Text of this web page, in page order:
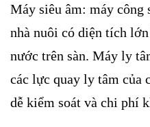
Máy siêu âm: máy công
nhà nuôi có diện tích
nước trên sàn. Máy ly
các lực quay ly tâm của
dễ kiểm soát và chi phí